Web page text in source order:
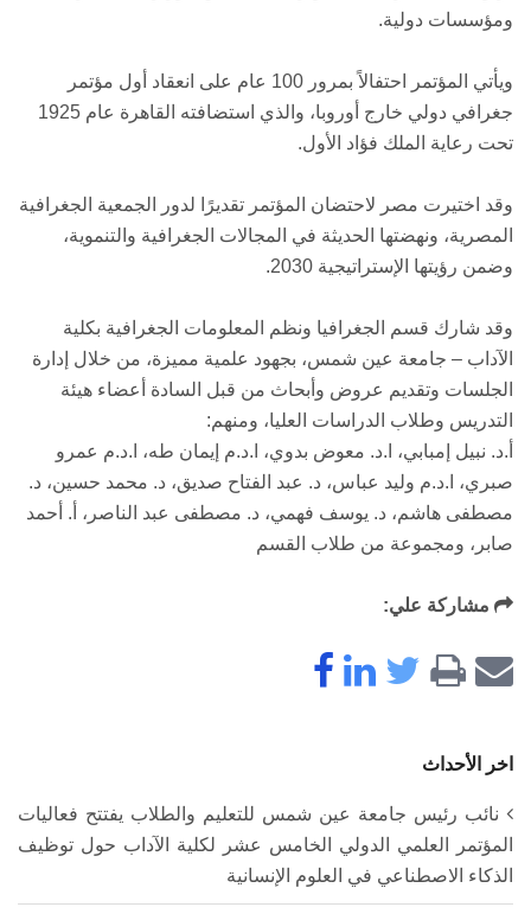
ومؤسسات دولية.
ويأتي المؤتمر احتفالاً بمرور 100 عام على انعقاد أول مؤتمر
جغرافي دولي خارج أوروبا، والذي استضافته القاهرة عام 1925
تحت رعاية الملك فؤاد الأول.
وقد اختيرت مصر لاحتضان المؤتمر تقديرًا لدور الجمعية الجغرافية
المصرية، ونهضتها الحديثة في المجالات الجغرافية والتنموية،
وضمن رؤيتها الإستراتيجية 2030.
وقد شارك قسم الجغرافيا ونظم المعلومات الجغرافية بكلية
الآداب – جامعة عين شمس، بجهود علمية مميزة، من خلال إدارة
الجلسات وتقديم عروض وأبحاث من قبل السادة أعضاء هيئة
التدريس وطلاب الدراسات العليا، ومنهم:
أ.د. نبيل إمبابي، ا.د. معوض بدوي، ا.د.م إيمان طه، ا.د.م عمرو
صبري، ا.د.م وليد عباس، د. عبد الفتاح صديق، د. محمد حسين، د.
مصطفى هاشم، د. يوسف فهمي، د. مصطفى عبد الناصر، أ. أحمد
صابر، ومجموعة من طلاب القسم
مشاركة علي:
اخر الأحداث
نائب رئيس جامعة عين شمس للتعليم والطلاب يفتتح فعاليات
المؤتمر العلمي الدولي الخامس عشر لكلية الآداب حول توظيف
الذكاء الاصطناعي في العلوم الإنسانية